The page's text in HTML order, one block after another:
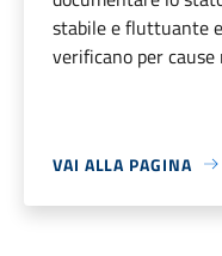
stabile e fluttuante
verificano per
VAI ALLA PAGINA